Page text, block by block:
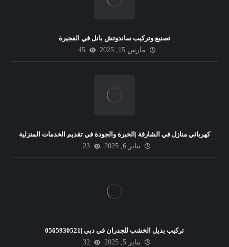
تصنيع وتركيب ساندوتش بانل في الفجيرة
مارس 15, 2025
45
كهربائي منازل في الشارقة |الخبرة والجودة في تقديم الخدمات المنزلية
يناير 6, 2025
23
تركيب بديل الخشب للجدران في دبي |0565930521
يناير 5, 2025
32